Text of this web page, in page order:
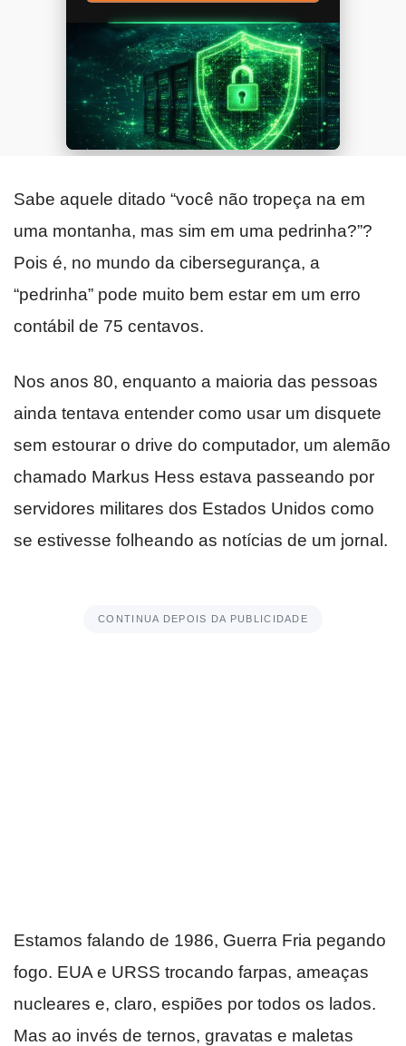
Sabe aquele ditado “você não tropeça na em
uma montanha, mas sim em uma pedrinha?”?
Pois é, no mundo da cibersegurança, a
“pedrinha” pode muito bem estar em um erro
contábil de 75 centavos.
Nos anos 80, enquanto a maioria das pessoas
ainda tentava entender como usar um disquete
sem estourar o drive do computador, um alemão
chamado Markus Hess estava passeando por
servidores militares dos Estados Unidos como
se estivesse folheando as notícias de um jornal.
CONTINUA DEPOIS DA PUBLICIDADE
Estamos falando de 1986, Guerra Fria pegando
fogo. EUA e URSS trocando farpas, ameaças
nucleares e, claro, espiões por todos os lados.
Mas ao invés de ternos, gravatas e maletas